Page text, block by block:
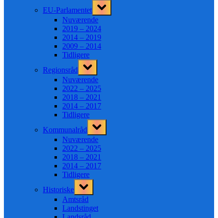
EU-Parlamentet
Toggle
sub-
menu
Nuværende
2019 – 2024
2014 – 2019
2009 – 2014
Tidligere
Regionsråd
Toggle
sub-
menu
Nuværende
2022 – 2025
2018 – 2021
2014 – 2017
Tidligere
Kommunalråd
Toggle
sub-
menu
Nuværende
2022 – 2025
2018 – 2021
2014 – 2017
Tidligere
Historiske
Toggle
sub-
menu
Amtsråd
Landstinget